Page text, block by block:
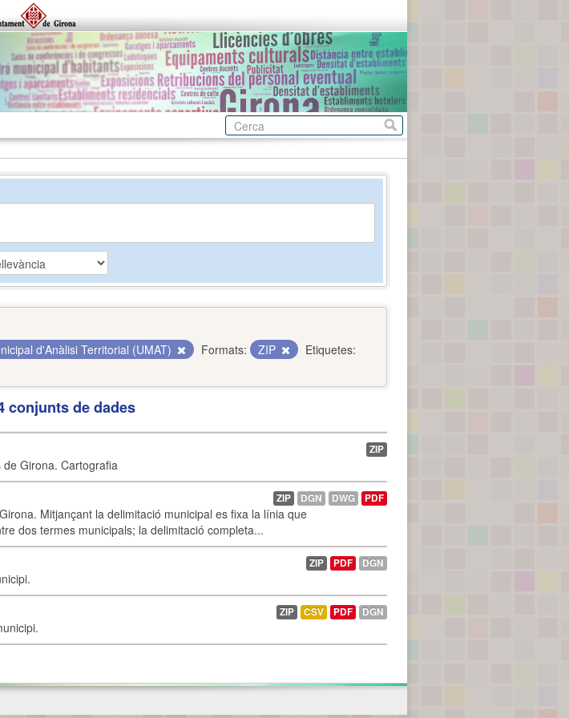
d'Anàlisi Territorial (UMAT) Formats: ZIP
Etiquetes:
conjunts de dades
Girona. Cartografia
ZIP
Mitjançant la delimitació municipal es fixa la línia que
dos termes municipals; la delimitació completa...
ZIP DGN DWG PDF
ZIP PDF DGN
ZIP CSV PDF DGN